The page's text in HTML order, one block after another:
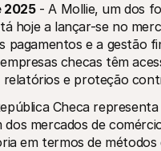
2025 - A Mollie, um dos
hoje a lançar-se no
pagamentos e a gestão
checas têm
relatórios e proteção
Checa
mercados de
em termos de